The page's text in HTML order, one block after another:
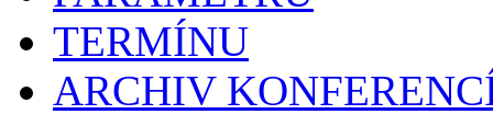
TERMÍNU
ARCHIV